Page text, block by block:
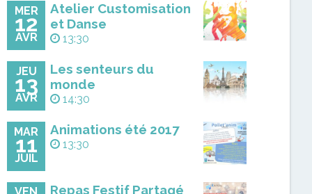
MER
12
AVR
Atelier Customisation
et Danse
13:30
JEU
13
AVR
Les senteurs du
monde
14:30
MAR
11
JUIL
Animations été 2017
13:30
Repas Festif Partagé